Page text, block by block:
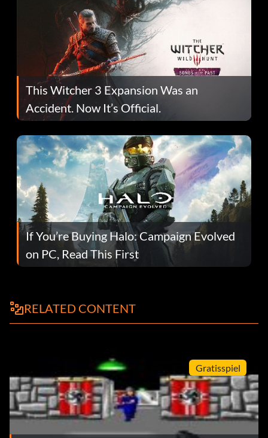
This Witcher 3 Expansion Was an
Accident. Now It’s Official.
If You’re Buying Halo: Campaign Evolved
on PC, Read This First
RELATED CONTENT
Gratisspiel